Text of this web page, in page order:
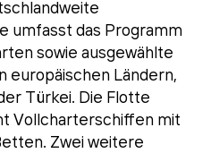
umfasst das Programm
sowie ausgewählte
europäischen Ländern,
Türkei. Die Flotte
Vollcharterschiffen mit
Zwei weitere